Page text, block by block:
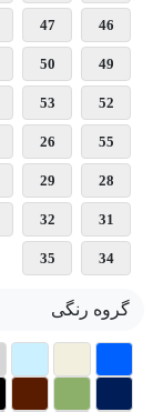
46
47
49
50
52
53
55
26
28
29
31
32
34
35
گروه رنگی